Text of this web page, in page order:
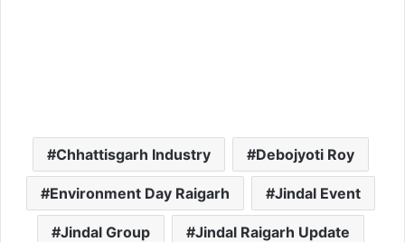
Chhattisgarh Industry Debojyoti Roy
Environment Day Raigarh Jindal Event
Jindal Group Jindal Raigarh Update